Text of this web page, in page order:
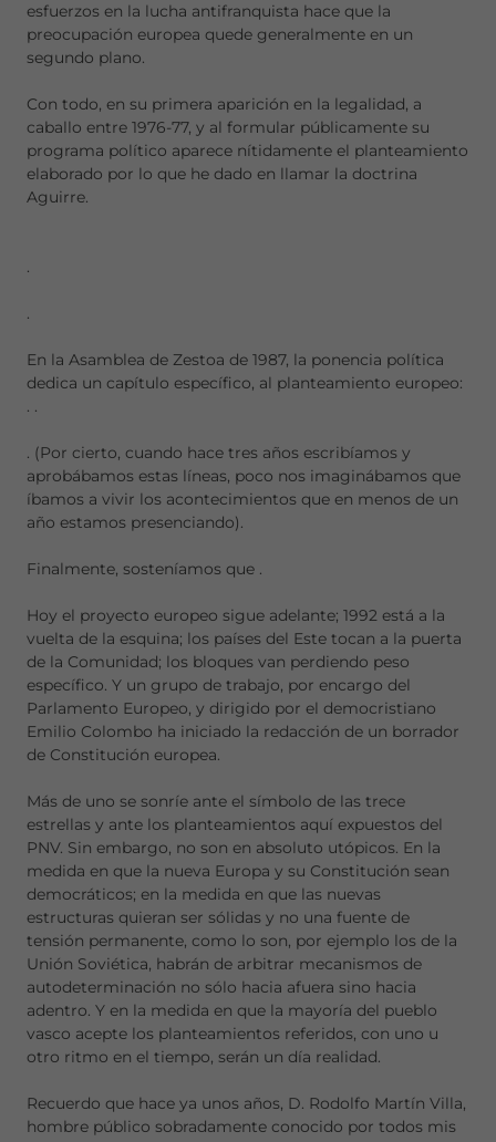
esfuerzos en la lucha antifranquista hace que la
preocupación europea quede generalmente en un
segundo plano.
Con todo, en su primera aparición en la legalidad, a
caballo entre 1976-77, y al formular públicamente su
programa político aparece nítidamente el planteamiento
elaborado por lo que he dado en llamar la doctrina
Aguirre.
.
.
En la Asamblea de Zestoa de 1987, la ponencia política
dedica un capítulo específico, al planteamiento europeo:
. .
. (Por cierto, cuando hace tres años escribíamos y
aprobábamos estas líneas, poco nos imaginábamos que
íbamos a vivir los acontecimientos que en menos de un
año estamos presenciando).
Finalmente, sosteníamos que .
Hoy el proyecto europeo sigue adelante; 1992 está a la
vuelta de la esquina; los países del Este tocan a la puerta
de la Comunidad; los bloques van perdiendo peso
específico. Y un grupo de trabajo, por encargo del
Parlamento Europeo, y dirigido por el democristiano
Emilio Colombo ha iniciado la redacción de un borrador
de Constitución europea.
Más de uno se sonríe ante el símbolo de las trece
estrellas y ante los planteamientos aquí expuestos del
PNV. Sin embargo, no son en absoluto utópicos. En la
medida en que la nueva Europa y su Constitución sean
democráticos; en la medida en que las nuevas
estructuras quieran ser sólidas y no una fuente de
tensión permanente, como lo son, por ejemplo los de la
Unión Soviética, habrán de arbitrar mecanismos de
autodeterminación no sólo hacia afuera sino hacia
adentro. Y en la medida en que la mayoría del pueblo
vasco acepte los planteamientos referidos, con uno u
otro ritmo en el tiempo, serán un día realidad.
Recuerdo que hace ya unos años, D. Rodolfo Martín Villa,
hombre público sobradamente conocido por todos mis